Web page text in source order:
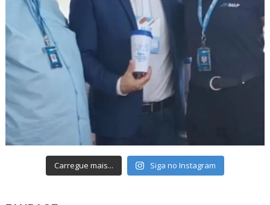
Carregue mais... Siga no Instagram